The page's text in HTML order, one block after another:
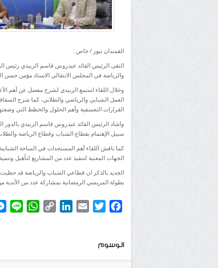
القمندان نيوز / خاص :
التقى الرئيس القائد عيدروس قاسم الزبيدي رئيس
والرياضة في المجلس الانتقالي الاستاذ مؤمن حسن
وخلال اللقاء استمع الزبيدي لشرح مفصل عن أهم
العمل الشبابي والرياضي والطلابي، كما شرح
القرارات التعسفية وأهم الحلول والخطط التي
واشاد الرئيس القائد عيدروس قاسم الزبيدي بالدور
سبيل الإهتمام بقطاع الشباب وقطاع الرياضة
كما ناقش اللقاء أهم المستجدات في الساحة
الجهات المعنية لتنفيذ عدد من المشاريع لتأهيل
الجديد بالذكر ان قطاعي الشباب والرياضة قد
بطولة المريسي الرمضانية بمشاركة عدد من
Facebook
Twitter
Email
LinkedIn
Copy
الوسوم